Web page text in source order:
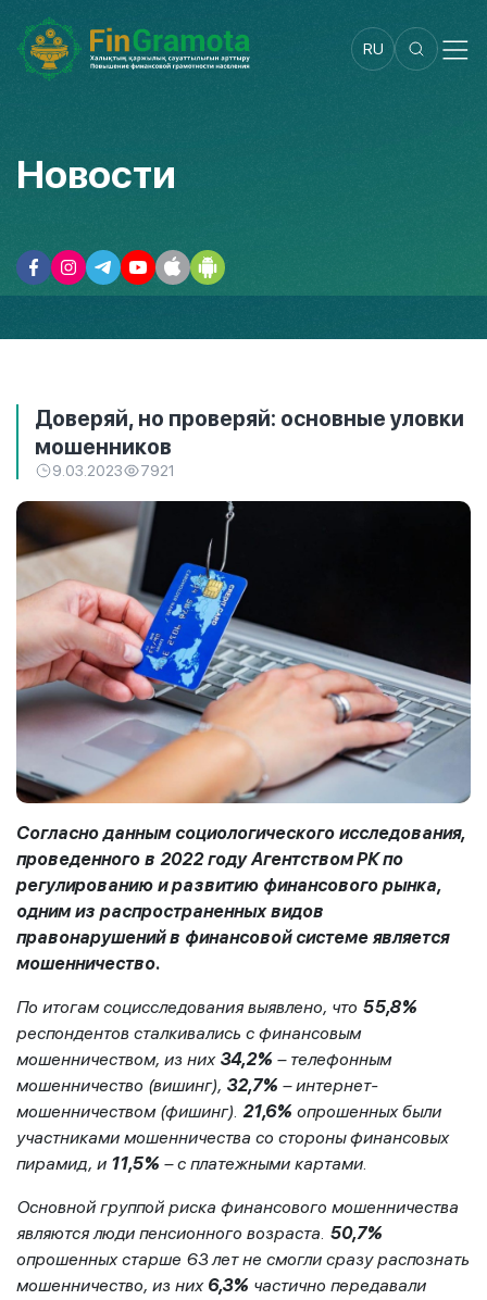
RU
Новости
Доверяй, но проверяй: основные уловки
мошенников
9.03.2023 7921
Согласно данным социологического исследования,
проведенного в 2022 году АгентствомРКпо
регулированию и развитию финансового рынка,
одним из распространенных видов
правонарушений в финансовой системе является
мошенничество.
По итогам социсследования выявлено, что 55,8%
респондентов сталкивались с финансовым
мошенничеством, из них 34,2% – телефонным
мошенничество (вишинг), 32,7% – интернет-
мошенничеством (фишинг). 21,6% опрошенных были
участниками мошенничества со стороны финансовых
пирамид, и 11,5% – с платежными картами.
Основной группой риска финансового мошенничества
являются люди пенсионного возраста. 50,7%
опрошенных старше 63 лет не смогли сразу распознать
мошенничество, из них 6,3% частично передавали